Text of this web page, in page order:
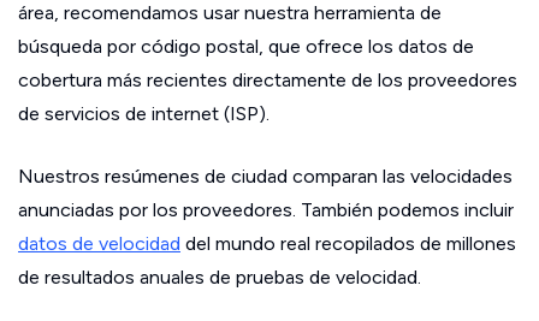
área, recomendamos usar nuestra herramienta de
búsqueda por código postal, que ofrece los datos de
cobertura más recientes directamente de los proveedores
de servicios de internet (ISP).
Nuestros resúmenes de ciudad comparan las velocidades
anunciadas por los proveedores. También podemos incluir
datos de velocidad del mundo real recopilados de millones
de resultados anuales de pruebas de velocidad.